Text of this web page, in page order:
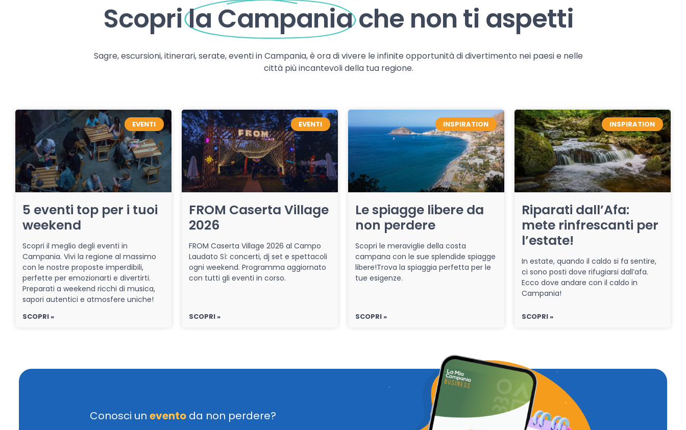
Scoprila Campaniache non ti aspetti
Sagre, escursioni, itinerari, serate, eventi in Campania, è ora di vivere le infinite opportunità di divertimento nei paesi e nelle
città più incantevoli della tua regione.
EVENTI
5 eventi top per i tuoi
weekend
Scopri il meglio degli eventi in
Campania. Vivi la regione al massimo
con le nostre proposte imperdibili,
perfette per emozionarti e divertirti.
Preparati a weekend ricchi di musica,
sapori autentici e atmosfere uniche!
SCOPRI »
EVENTI
FROM Caserta Village
2026
FROM Caserta Village 2026 al Campo
Laudato Sì: concerti, dj set e spettacoli
ogni weekend. Programma aggiornato
con tutti gli eventi in corso.
SCOPRI »
INSPIRATION
Le spiagge libere da
non perdere
Scopri le meraviglie della costa
campana con le sue splendide spiagge
libere!Trova la spiaggia perfetta per le
tue esigenze.
SCOPRI »
INSPIRATION
Riparati dall’Afa:
mete rinfrescanti per
l’estate!
In estate, quando il caldo si fa sentire,
ci sono posti dove rifugiarsi dall’afa.
Ecco dove andare con il caldo in
Campania!
SCOPRI »
Conosci un evento da non perdere?